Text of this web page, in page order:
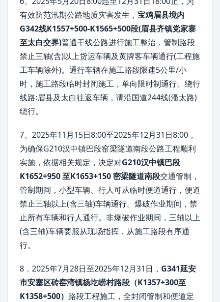
有效防范汛期公路地质灾害发生， 宝鸡眉县境内
G342线K1557+500-K1565+500段(眉县齐镇党家寨
至太白交界)普通干线公路进行施工整治，管制路段
禁止三轴(含)以上货运车辆及黄牌客车辆通行(工程施
工车辆除外)。通行车辆在施工路段限速5公里/小
时，施工路段临时封闭施工，单向限时制通行。绕行
线路:眉县及太白往返车辆，请沿国道244线(潘太路)
绕行。
7、2025年11月15日8:00至2025年12月31日8:00，
为确保G210汉中镇巴段窑梁隧道南段公路工程顺利
实施，依据相关规定，决定对G210汉中镇巴段
K1652+950 至K1653+150 密梁隧道南段交通管制，
管制期间，小型车辆、行人可从临时便道通行，便道
禁止三轴以上(含三轴)车辆通行。爆破作业期间，禁
止所有车辆和行人通行。非爆破作业期间，三轴以上
(含三轴)车辆要服从现场指挥，从施工路段有序通
行。
8．2025年7月28日至2025年12月31日， G341延安
市安塞区砖窑湾镇杨圪崂村路段（K1357+300至
K1358+500） 路段工程施工，全封闭管制和便道定